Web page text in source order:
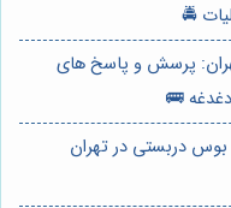
🚔
پرسش و پاسخ های
🚌
بوس دربستی در تهران